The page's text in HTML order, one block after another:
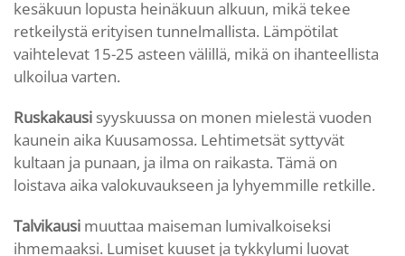
kesäkuun lopusta heinäkuun alkuun, mikä tekee
retkeilystä erityisen tunnelmallista. Lämpötilat
vaihtelevat 15-25 asteen välillä, mikä on ihanteellista
ulkoilua varten.
Ruskakausi syyskuussa on monen mielestä vuoden
kaunein aika Kuusamossa. Lehtimetsät syttyvät
kultaan ja punaan, ja ilma on raikasta. Tämä on
loistava aika valokuvaukseen ja lyhyemmille retkille.
Talvikausi muuttaa maiseman lumivalkoiseksi
ihmemaaksi. Lumiset kuuset ja tykkylumi luovat